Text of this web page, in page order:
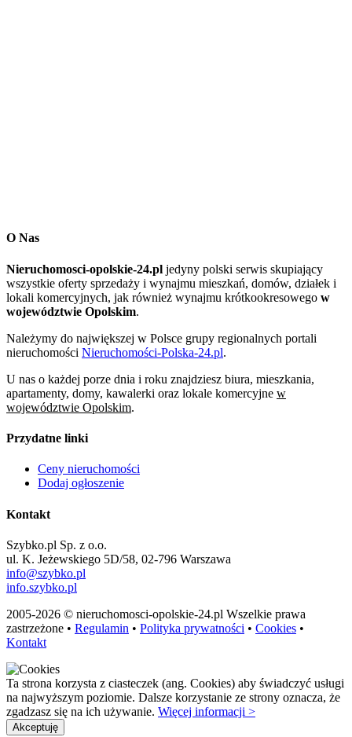
O Nas
Nieruchomosci-opolskie-24.pl jedyny polski serwis skupiający
wszystkie oferty sprzedaży i wynajmu mieszkań, domów, działek i
lokali komercyjnych, jak również wynajmu krótkookresowego w
województwie Opolskim.
Należymy do największej w Polsce grupy regionalnych portali
nieruchomości Nieruchomości-Polska-24.pl.
U nas o każdej porze dnia i roku znajdziesz biura, mieszkania,
apartamenty, domy, kawalerki oraz lokale komercyjne w
województwie Opolskim.
Przydatne linki
Ceny nieruchomości
Dodaj ogłoszenie
Kontakt
Szybko.pl Sp. z o.o.
ul. K. Jeżewskiego 5D/58, 02-796 Warszawa
info@szybko.pl
info.szybko.pl
2005-2026 © nieruchomosci-opolskie-24.pl Wszelkie prawa
zastrzeżone • Regulamin • Polityka prywatności • Cookies •
Kontakt
Ta strona korzysta z ciasteczek (ang. Cookies) aby świadczyć usługi
na najwyższym poziomie. Dalsze korzystanie ze strony oznacza, że
zgadzasz się na ich używanie. Więcej informacji >
Akceptuję